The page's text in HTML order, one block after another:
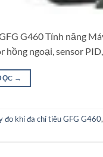
G460 Tính năng
hồng ngoại, sensor
→
đo khí đa chỉ tiêu GFG G460,